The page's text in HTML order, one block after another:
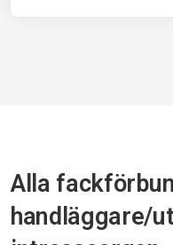
Alla
handläggare/